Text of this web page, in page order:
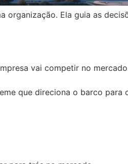
organização. Ela guia as
vai competir no
que direciona o barco